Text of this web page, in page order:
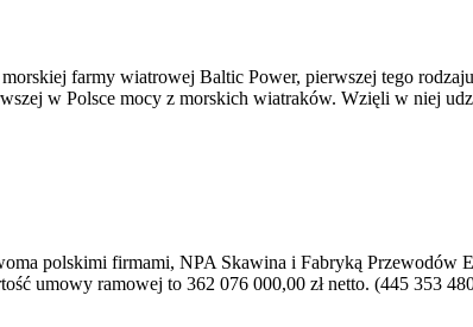
farmy wiatrowej Baltic Power, pierwszej tego
w Polsce mocy z morskich wiatraków. Wzięli w niej
polskimi firmami, NPA Skawina i Fabryką Przewodów
umowy ramowej to 362 076 000,00 zł netto. (445 353